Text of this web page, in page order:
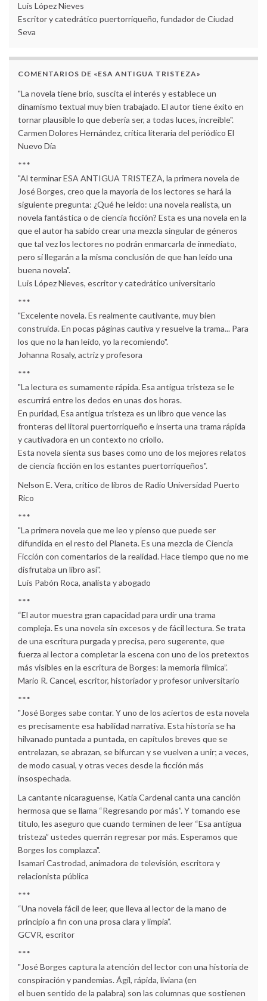
Luis López Nieves
Escritor y catedrático puertorriqueño, fundador de Ciudad
Seva
COMENTARIOS DE «ESA ANTIGUA TRISTEZA»
"La novela tiene brío, suscita el interés y establece un
dinamismo textual muy bien trabajado. El autor tiene éxito en
tornar plausible lo que debería ser, a todas luces, increíble".
Carmen Dolores Hernández, crítica literaria del periódico El
Nuevo Día
***
"Al terminar ESA ANTIGUA TRISTEZA, la primera novela de
José Borges, creo que la mayoría de los lectores se hará la
siguiente pregunta: ¿Qué he leído: una novela realista, un
novela fantástica o de ciencia ficción? Esta es una novela en la
que el autor ha sabido crear una mezcla singular de géneros
que tal vez los lectores no podrán enmarcarla de inmediato,
pero sí llegarán a la misma conclusión de que han leído una
buena novela".
Luis López Nieves, escritor y catedrático universitario
***
"Excelente novela. Es realmente cautivante, muy bien
construida. En pocas páginas cautiva y resuelve la trama... Para
los que no la han leído, yo la recomiendo".
Johanna Rosaly, actriz y profesora
***
"La lectura es sumamente rápida. Esa antigua tristeza se le
escurrirá entre los dedos en unas dos horas.
En puridad, Esa antigua tristeza es un libro que vence las
fronteras del litoral puertorriqueño e inserta una trama rápida
y cautivadora en un contexto no criollo.
Esta novela sienta sus bases como uno de los mejores relatos
de ciencia ficción en los estantes puertorriqueños".
Nelson E. Vera, crítico de libros de Radio Universidad Puerto
Rico
***
"La primera novela que me leo y pienso que puede ser
difundida en el resto del Planeta. Es una mezcla de Ciencia
Ficción con comentarios de la realidad. Hace tiempo que no me
disfrutaba un libro así".
Luis Pabón Roca, analista y abogado
***
“El autor muestra gran capacidad para urdir una trama
compleja. Es una novela sin excesos y de fácil lectura. Se trata
de una escritura purgada y precisa, pero sugerente, que
fuerza al lector a completar la escena con uno de los pretextos
más visibles en la escritura de Borges: la memoria fílmica”.
Mario R. Cancel, escritor, historiador y profesor universitario
***
"José Borges sabe contar. Y uno de los aciertos de esta novela
es precisamente esa habilidad narrativa. Esta historia se ha
hilvanado puntada a puntada, en capítulos breves que se
entrelazan, se abrazan, se bifurcan y se vuelven a unir; a veces,
de modo casual, y otras veces desde la ficción más
insospechada.
La cantante nicaraguense, Katia Cardenal canta una canción
hermosa que se llama “Regresando por más”. Y tomando ese
título, les aseguro que cuando terminen de leer “Esa antigua
tristeza” ustedes querrán regresar por más. Esperamos que
Borges los complazca".
Isamari Castrodad, animadora de televisión, escritora y
relacionista pública
***
“Una novela fácil de leer, que lleva al lector de la mano de
principio a fin con una prosa clara y limpia”.
GCVR, escritor
***
"José Borges captura la atención del lector con una historia de
conspiración y pandemias. Ágil, rápida, liviana (en
el buen sentido de la palabra) son las columnas que sostienen